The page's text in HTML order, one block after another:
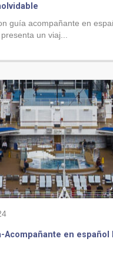
guía acompañante en
un viaj...
Acompañante en español